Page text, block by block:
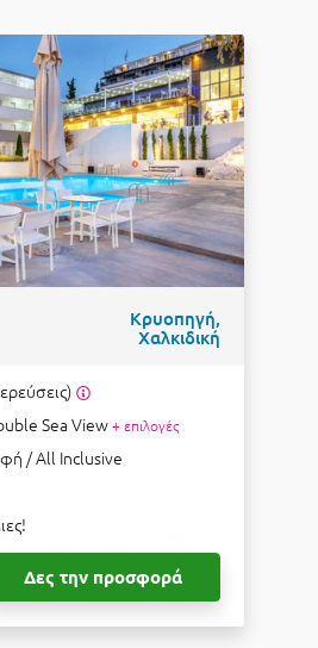
Κρυοπηγή,
Χαλκιδική
Sea View + επιλογές
/ All Inclusive
Δες την προσφορά